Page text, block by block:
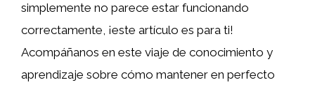
simplemente no parece estar funcionando
correctamente, ¡este artículo es para ti!
Acompáñanos en este viaje de conocimiento y
aprendizaje sobre cómo mantener en perfecto